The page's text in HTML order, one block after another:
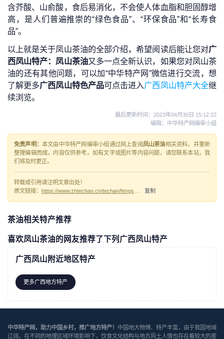
含芥酸、山俞酸，食后易消化，不会使人体血脂和胆固醇增
高，是人们普遍推崇的“绿色食品”、“环保食品”和“长寿食
品”。
以上就是关于凤山茶油的全部介绍，希望阅读后能让您对广
西凤山特产：凤山茶油又多一点全新认识，如果您对凤山茶
油的还有其他问题，可以加“中华特产网”微信进行交流，想
了解更多广西凤山特色产品可点击进入广西凤山特产大全继
续浏览。
最后更新时间： 2023年04月30日 15:12:22
编辑：中华特产网编审小组
免责声明：本文由中华特产网编审小组通过网上查阅凤山茶油相关资料，并重新
整理编辑而成，内容仅供参考。如有文字或图片等内容问题，请您联系本站，我
们将及时更正。
转载或引用请注明文章出处！
原文链接：
复制
茶油相关特产推荐
喜欢凤山茶油的网友推荐了下列广西凤山特产
广西凤山附近地区特产
更多广西地方特产
中华特产网，助力中国乡村，推广地方特产！ 中国地大物博、特产丰富，由于我国地域
辽阔，在不同的地理区域环境影响下，饮食文化结构与地方风土人情也存在着较大的差